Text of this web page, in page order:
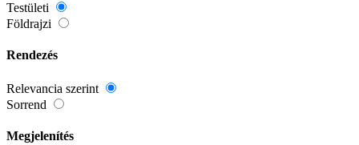
Testületi
Földrajzi
Rendezés
Relevancia szerint
Sorrend
Megjelenítés